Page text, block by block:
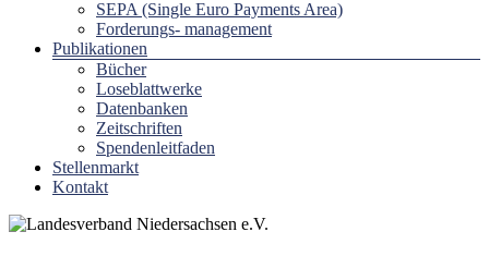
SEPA (Single Euro Payments Area)
Forderungs- management
Publikationen
Bücher
Loseblattwerke
Datenbanken
Zeitschriften
Spendenleitfaden
Stellenmarkt
Kontakt